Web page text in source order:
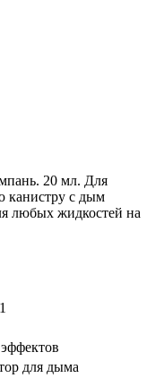
20 мл. Для
канистру с дым
любых жидкостей на
для дыма